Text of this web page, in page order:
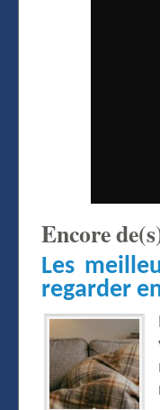
Encore
Les
regarder